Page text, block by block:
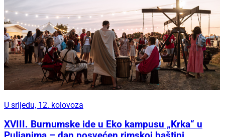
U srijedu, 12. kolovoza
XVIII. Burnumske ide u Eko kampusu „Krka“ u